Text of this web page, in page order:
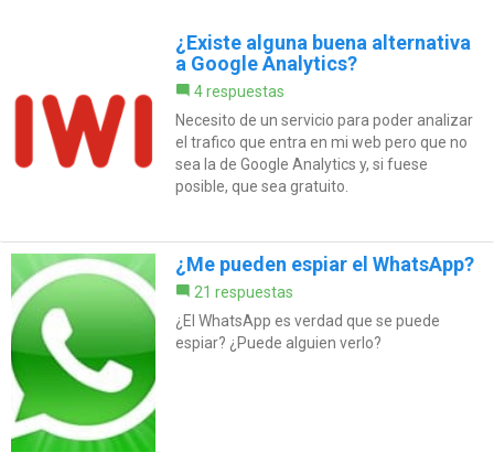
¿Existe alguna buena alternativa
a Google Analytics?
4 respuestas
Necesito de un servicio para poder analizar
el trafico que entra en mi web pero que no
sea la de Google Analytics y, si fuese
posible, que sea gratuito.
¿Me pueden espiar el WhatsApp?
21 respuestas
¿El WhatsApp es verdad que se puede
espiar? ¿Puede alguien verlo?